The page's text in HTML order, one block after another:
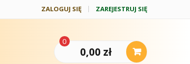
ZALOGUJ SIĘ ZAREJESTRUJ SIĘ
0
0,00 zł